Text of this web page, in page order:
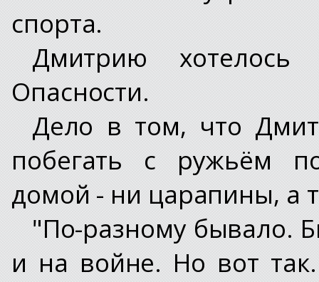
спорта.
Дмитрию хотелось
Опасности.
Дело в том, что
побегать с ружьём
домой - ни царапины, а
"По-разному бывало.
и на войне. Но вот